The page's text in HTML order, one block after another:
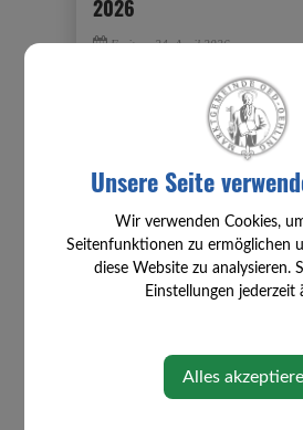
2026
Unsere Seite
Wir verwenden Cookies,
Seitenfunktionen zu ermöglichen
diese Website zu analysieren.
Einstellungen jederzeit
Alles